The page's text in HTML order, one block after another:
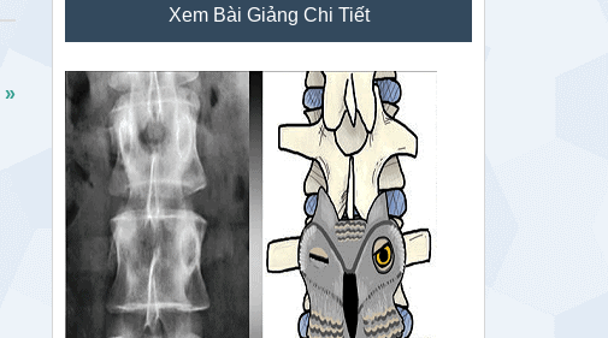
»
chính
Xem Bài Giảng Chi Tiết